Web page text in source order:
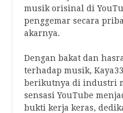
musik orisinal di
penggemar secara
akarnya.
Dengan bakat dan
terhadap musik,
berikutnya di industri
sensasi YouTube
bukti kerja keras,